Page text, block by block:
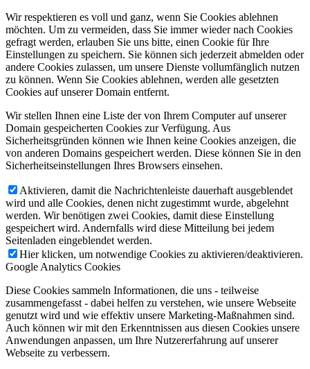
Wir respektieren es voll und ganz, wenn Sie Cookies ablehnen
möchten. Um zu vermeiden, dass Sie immer wieder nach Cookies
gefragt werden, erlauben Sie uns bitte, einen Cookie für Ihre
Einstellungen zu speichern. Sie können sich jederzeit abmelden oder
andere Cookies zulassen, um unsere Dienste vollumfänglich nutzen
zu können. Wenn Sie Cookies ablehnen, werden alle gesetzten
Cookies auf unserer Domain entfernt.
Wir stellen Ihnen eine Liste der von Ihrem Computer auf unserer
Domain gespeicherten Cookies zur Verfügung. Aus
Sicherheitsgründen können wie Ihnen keine Cookies anzeigen, die
von anderen Domains gespeichert werden. Diese können Sie in den
Sicherheitseinstellungen Ihres Browsers einsehen.
Aktivieren, damit die Nachrichtenleiste dauerhaft ausgeblendet
wird und alle Cookies, denen nicht zugestimmt wurde, abgelehnt
werden. Wir benötigen zwei Cookies, damit diese Einstellung
gespeichert wird. Andernfalls wird diese Mitteilung bei jedem
Seitenladen eingeblendet werden.
Hier klicken, um notwendige Cookies zu aktivieren/deaktivieren.
Google Analytics Cookies
Diese Cookies sammeln Informationen, die uns - teilweise
zusammengefasst - dabei helfen zu verstehen, wie unsere Webseite
genutzt wird und wie effektiv unsere Marketing-Maßnahmen sind.
Auch können wir mit den Erkenntnissen aus diesen Cookies unsere
Anwendungen anpassen, um Ihre Nutzererfahrung auf unserer
Webseite zu verbessern.